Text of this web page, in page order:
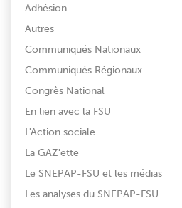
Adhésion
Autres
Communiqués Nationaux
Communiqués Régionaux
Congrès National
En lien avec la FSU
L'Action sociale
La GAZ'ette
Le SNEPAP-FSU et les médias
Les analyses du SNEPAP-FSU